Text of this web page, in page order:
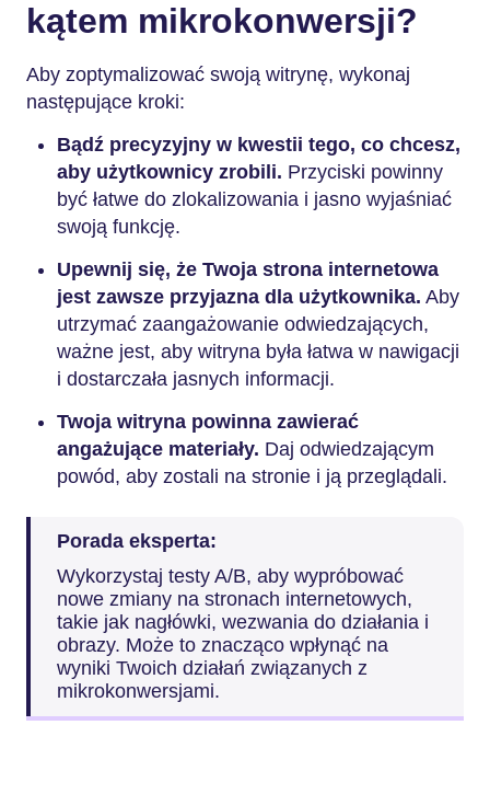
kątem mikrokonwersji?
Aby zoptymalizować swoją witrynę, wykonaj
następujące kroki:
Bądź precyzyjny w kwestii tego, co chcesz,
aby użytkownicy zrobili. Przyciski powinny
być łatwe do zlokalizowania i jasno wyjaśniać
swoją funkcję.
Upewnij się, że Twoja strona internetowa
jest zawsze przyjazna dla użytkownika. Aby
utrzymać zaangażowanie odwiedzających,
ważne jest, aby witryna była łatwa w nawigacji
i dostarczała jasnych informacji.
Twoja witryna powinna zawierać
angażujące materiały. Daj odwiedzającym
powód, aby zostali na stronie i ją przeglądali.
Porada eksperta:
Wykorzystaj testy A/B, aby wypróbować
nowe zmiany na stronach internetowych,
takie jak nagłówki, wezwania do działania i
obrazy. Może to znacząco wpłynąć na
wyniki Twoich działań związanych z
mikrokonwersjami.